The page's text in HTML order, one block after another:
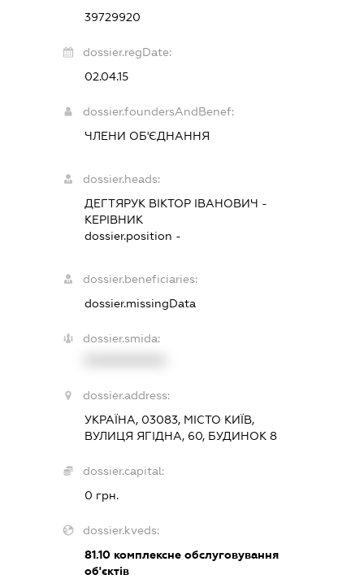
39729920
dossier.regDate:
02.04.15
dossier.foundersAndBenef:
ЧЛЕНИ ОБ'ЄДНАННЯ
dossier.heads:
ДЕГТЯРУК ВІКТОР ІВАНОВИЧ -
КЕРІВНИК
dossier.position -
dossier.beneficiaries:
dossier.missingData
dossier.smida:
dossier.address:
УКРАЇНА, 03083, МІСТО КИЇВ,
ВУЛИЦЯ ЯГІДНА, 60, БУДИНОК 8
dossier.capital:
0 грн.
dossier.kveds:
81.10комплексне обслуговування
об'єктів